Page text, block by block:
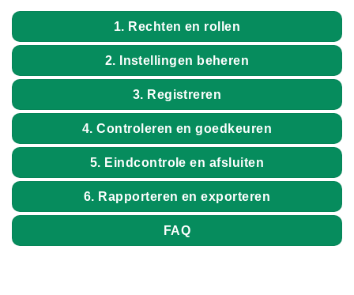
1. Rechten en rollen
2. Instellingen beheren
3. Registreren
4. Controleren en goedkeuren
5. Eindcontrole en afsluiten
6. Rapporteren en exporteren
FAQ